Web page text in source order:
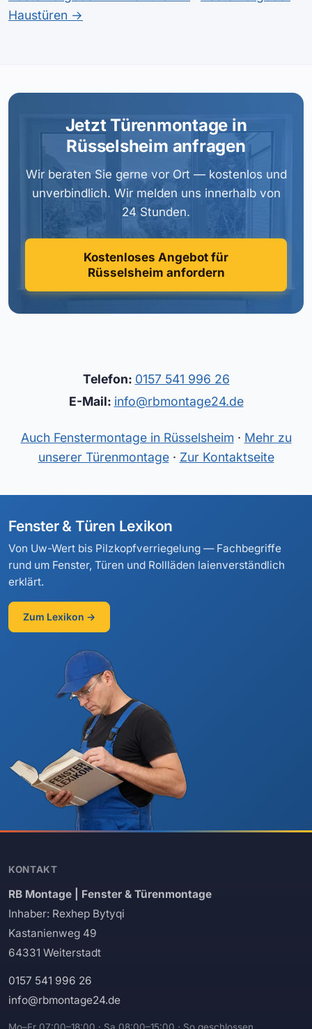
Haustüren →
Jetzt Türenmontage in
Rüsselsheim anfragen
Wir beraten Sie gerne vor Ort — kostenlos und
unverbindlich. Wir melden uns innerhalb von
24 Stunden.
Kostenloses Angebot für
Rüsselsheim anfordern
Telefon: 0157 541 996 26
E-Mail: info@rbmontage24.de
Auch Fenstermontage in Rüsselsheim · Mehr zu
unserer Türenmontage· Zur Kontaktseite
Fenster & Türen Lexikon
Von Uw-Wert bis Pilzkopfverriegelung — Fachbegriffe
rund um Fenster, Türen und Rollläden laienverständlich
erklärt.
Zum Lexikon →
KONTAKT
RB Montage | Fenster & Türenmontage
Inhaber: Rexhep Bytyqi
Kastanienweg 49
64331 Weiterstadt
0157 541 996 26
info@rbmontage24.de